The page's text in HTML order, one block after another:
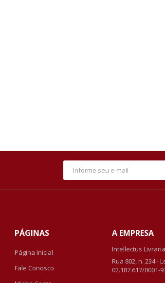
PÁGINAS
Página Inicial
Fale Conosco
A EMPRESA
Intellectus Livraria
Rua 802, n. 234 -
02.187.617/0001-